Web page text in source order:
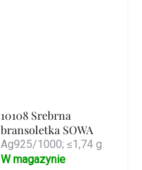
10108 Srebrna
bransoletka SOWA
Ag925/1000; ≤1,74 g
W magazynie